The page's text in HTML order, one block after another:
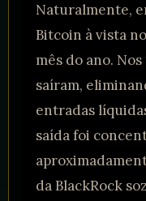
Naturalmente,
Bitcoin à vista
mês do ano.
saíram,
entradas
saída foi
da BlackRock